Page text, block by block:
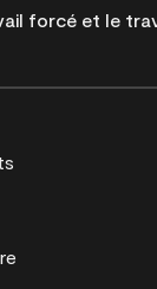
forcé et le